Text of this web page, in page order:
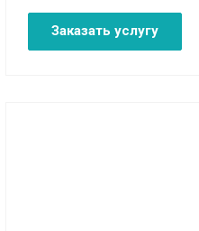
Заказать услугу